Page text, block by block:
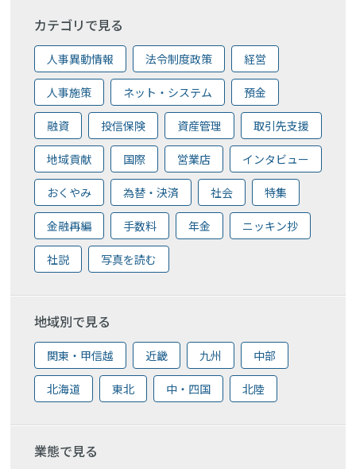
カテゴリで見る
人事異動情報 法令制度政策 経営
人事施策 ネット・システム 預金
融資 投信保険 資産管理 取引先支援
地域貢献 国際 営業店 インタビュー
おくやみ 為替・決済 社会 特集
金融再編 手数料 年金 ニッキン抄
社説 写真を読む
地域別で見る
関東・甲信越 近畿 九州 中部
北海道 東北 中・四国 北陸
業態で見る